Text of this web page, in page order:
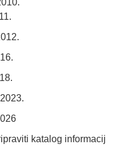
katalog informacij